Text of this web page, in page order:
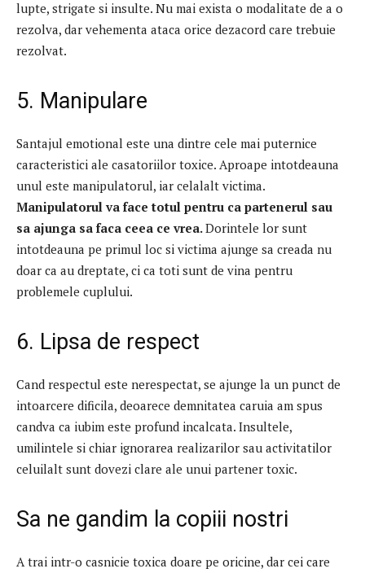
lupte, strigate si insulte. Nu mai exista o modalitate de a o
rezolva, dar vehementa ataca orice dezacord care trebuie
rezolvat.
5. Manipulare
Santajul emotional este una dintre cele mai puternice
caracteristici ale casatoriilor toxice. Aproape intotdeauna
unul este manipulatorul, iar celalalt victima.
Manipulatorul va face totul pentru ca partenerul sau
sa ajunga sa faca ceea ce vrea.Dorintele lor sunt
intotdeauna pe primul loc si victima ajunge sa creada nu
doar ca au dreptate, ci ca toti sunt de vina pentru
problemele cuplului.
6. Lipsa de respect
Cand respectul este nerespectat, se ajunge la un punct de
intoarcere dificila, deoarece demnitatea caruia am spus
candva ca iubim este profund incalcata. Insultele,
umilintele si chiar ignorarea realizarilor sau activitatilor
celuilalt sunt dovezi clare ale unui partener toxic.
Sa ne gandim la copiii nostri
A trai intr-o casnicie toxica doare pe oricine, dar cei care